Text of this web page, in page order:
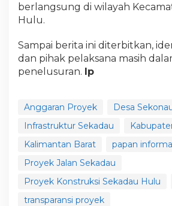
berlangsung di wilayah
Hulu.
Sampai berita ini diterbitkan,
dan pihak pelaksana masih
penelusuran. lp
Anggaran Proyek
Desa
Infrastruktur Sekadau
Kalimantan Barat
papan
Proyek Jalan Sekadau
Proyek Konstruksi Sekadau Hulu
transparansi proyek